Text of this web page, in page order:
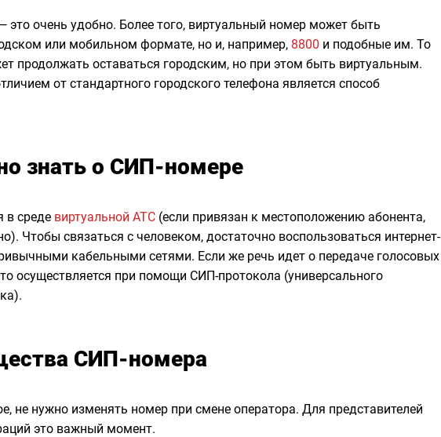
это очень удобно. Более того, виртуальный номер может быть
или мобильном формате, но и, например, 8800 и подобные им. То
продолжать оставаться городским, но при этом быть виртуальным.
от стандартного городского телефона является способ
знать о СИП-номере
в среде виртуальной АТС (если привязан к местоположению абонента,
Чтобы связаться с человеком, достаточно воспользоваться интернет-
кабельными сетями. Если же речь идет о передаче голосовых
осуществляется при помощи СИП-протокола (универсального
СИП-номера
не нужно изменять номер при смене оператора. Для представителей
это важный момент.